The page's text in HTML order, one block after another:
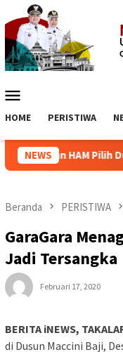
Loncat
ke
konten
Mobile
HOME PERISTIWA
NEWSHAM Pilih Dua
Beranda PERISTIWA
GaraGara
Jadi Tersangka
Februari 17, 2020
BERITA iNEWS,
di Dusun Maccini Baji,